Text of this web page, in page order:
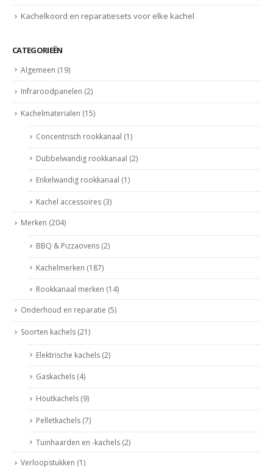
Kachelkoord en reparatiesets voor elke kachel
CATEGORIEËN
Algemeen (19)
Infraroodpanelen (2)
Kachelmaterialen (15)
Concentrisch rookkanaal (1)
Dubbelwandig rookkanaal (2)
Enkelwandig rookkanaal (1)
Kachel accessoires (3)
Merken (204)
BBQ & Pizzaovens (2)
Kachelmerken (187)
Rookkanaal merken (14)
Onderhoud en reparatie (5)
Soorten kachels (21)
Elektrische kachels (2)
Gaskachels (4)
Houtkachels (9)
Pelletkachels (7)
Tuinhaarden en -kachels (2)
Verloopstukken (1)